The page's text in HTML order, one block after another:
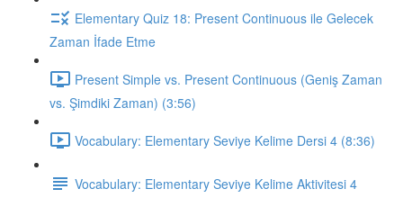
Elementary Quiz 18: Present Continuous ile Gelecek
Zaman İfade Etme
Present Simple vs. Present Continuous (Geniş Zaman
vs. Şimdiki Zaman) (3:56)
Vocabulary: Elementary Seviye Kelime Dersi 4 (8:36)
Vocabulary: Elementary Seviye Kelime Aktivitesi 4